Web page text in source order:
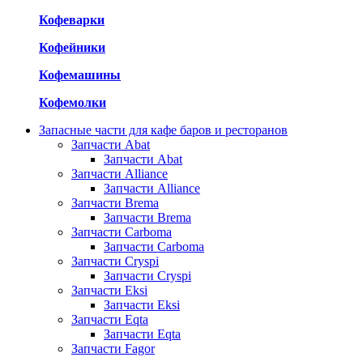
Кофеварки
Кофейники
Кофемашины
Кофемолки
Запасные части для кафе баров и ресторанов
Запчасти Abat
Запчасти Abat
Запчасти Alliance
Запчасти Alliance
Запчасти Brema
Запчасти Brema
Запчасти Carboma
Запчасти Carboma
Запчасти Cryspi
Запчасти Cryspi
Запчасти Eksi
Запчасти Eksi
Запчасти Eqta
Запчасти Eqta
Запчасти Fagor